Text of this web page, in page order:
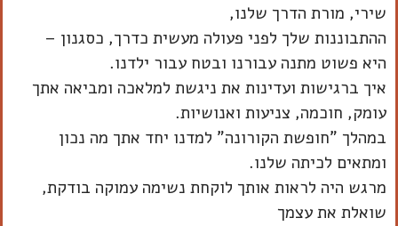
שירי, מורת הדרך שלנו,
ההתבוננות שלך לפני פעולה מעשית כדרך, כסגנון –
היא פשוט מתנה עבורנו ובטח עבור ילדנו.
איך ברגישות ועדינות את ניגשת למלאכה ומביאה אתך
עומק, חוכמה, צניעות ואנושיות.
במהלך "חופשת הקורונה" למדנו יחד אתך מה נכון
ומתאים לכיתה שלנו.
מרגש היה לראות אותך לוקחת נשימה עמוקה בודקת,
שואלת את עצמך